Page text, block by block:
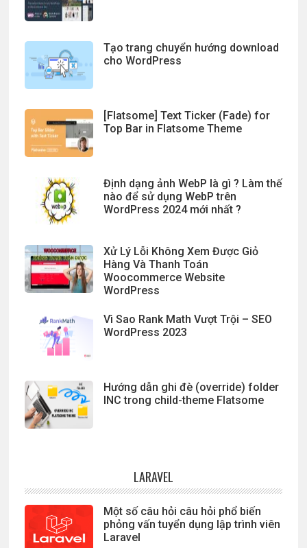
Tạo trang chuyển hướng download
cho WordPress
[Flatsome] Text Ticker (Fade) for
Top Bar in Flatsome Theme
Định dạng ảnh WebP là gì ? Làm thế
nào để sử dụng WebP trên
WordPress 2024 mới nhất ?
Xử Lý Lỗi Không Xem Được Giỏ
Hàng Và Thanh Toán
Woocommerce Website
WordPress
Vì Sao Rank Math Vượt Trội – SEO
WordPress 2023
Hướng dẫn ghi đè (override) folder
INC trong child-theme Flatsome
LARAVEL
Một số câu hỏi câu hỏi phổ biến
phỏng vấn tuyển dụng lập trình viên
Laravel